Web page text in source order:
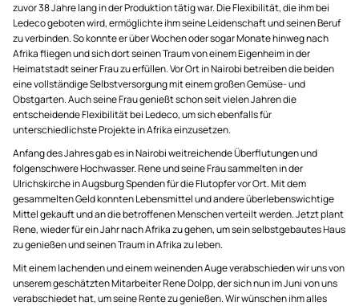
zuvor 38 Jahre lang in der Produktion tätig war. Die Flexibilität, die ihm bei
Ledeco geboten wird, ermöglichte ihm seine Leidenschaft und seinen Beruf
zu verbinden. So konnte er über Wochen oder sogar Monate hinweg nach
Afrika fliegen und sich dort seinen Traum von einem Eigenheim in der
Heimatstadt seiner Frau zu erfüllen. Vor Ort in Nairobi betreiben die beiden
eine vollständige Selbstversorgung mit einem großen Gemüse- und
Obstgarten. Auch seine Frau genießt schon seit vielen Jahren die
entscheidende Flexibilität bei Ledeco, um sich ebenfalls für
unterschiedlichste Projekte in Afrika einzusetzen.
Anfang des Jahres gab es in Nairobi weitreichende Überflutungen und
folgenschwere Hochwasser. Rene und seine Frau sammelten in der
Ulrichskirche in Augsburg Spenden für die Flutopfer vor Ort. Mit dem
gesammelten Geld konnten Lebensmittel und andere überlebenswichtige
Mittel gekauft und an die betroffenen Menschen verteilt werden. Jetzt plant
Rene, wieder für ein Jahr nach Afrika zu gehen, um sein selbstgebautes Haus
zu genießen und seinen Traum in Afrika zu leben.
Mit einem lachenden und einem weinenden Auge verabschieden wir uns von
unserem geschätzten Mitarbeiter Rene Dolpp, der sich nun im Juni von uns
verabschiedet hat, um seine Rente zu genießen. Wir wünschen ihm alles